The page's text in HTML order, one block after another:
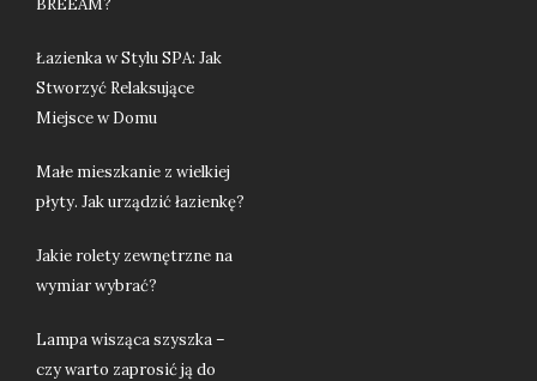
Łazienka w Stylu SPA: Jak
Stworzyć Relaksujące
Miejsce w Domu
Małe mieszkanie z wielkiej
płyty. Jak urządzić łazienkę?
Jakie rolety zewnętrzne na
wymiar wybrać?
Lampa wisząca szyszka –
czy warto zaprosić ją do